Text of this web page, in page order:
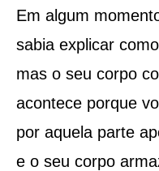
Em algum
sabia explicar
mas o seu corpo
acontece porque
por aquela parte
e o seu corpo